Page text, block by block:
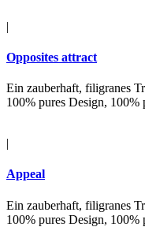
|
Opposites attract
Ein zauberhaft, filigranes
100% pures Design,
|
Appeal
Ein zauberhaft, filigranes
100% pures Design,